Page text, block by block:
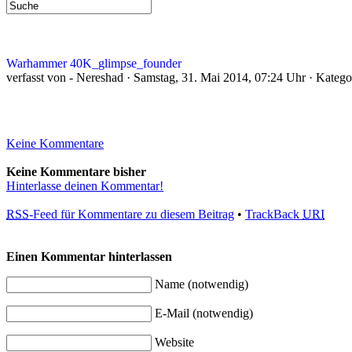
Warhammer 40K_glimpse_founder
verfasst von - Nereshad · Samstag, 31. Mai 2014, 07:24 Uhr ·
Keine Kommentare
Keine Kommentare bisher
Hinterlasse deinen Kommentar!
RSS-Feed für Kommentare zu diesem Beitrag • TrackBack URI
Einen Kommentar hinterlassen
Name (notwendig)
E-Mail (notwendig)
Website